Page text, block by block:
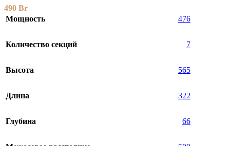
490 Br
Мощность
476
Количество секций 7
Высота 565
Длина 322
Глубина 66